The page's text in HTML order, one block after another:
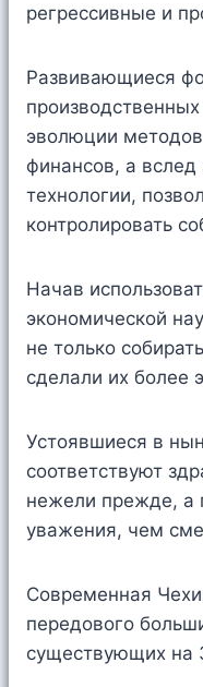
регрессивные и
Развивающиеся
эволюции
финансов, а вслед
технологии,
контролировать
Начав
экономической
не только
сделали их более
Устоявшиеся в
соответствуют
нежели прежде, а
уважения, чем
Современная
передового
существующих на